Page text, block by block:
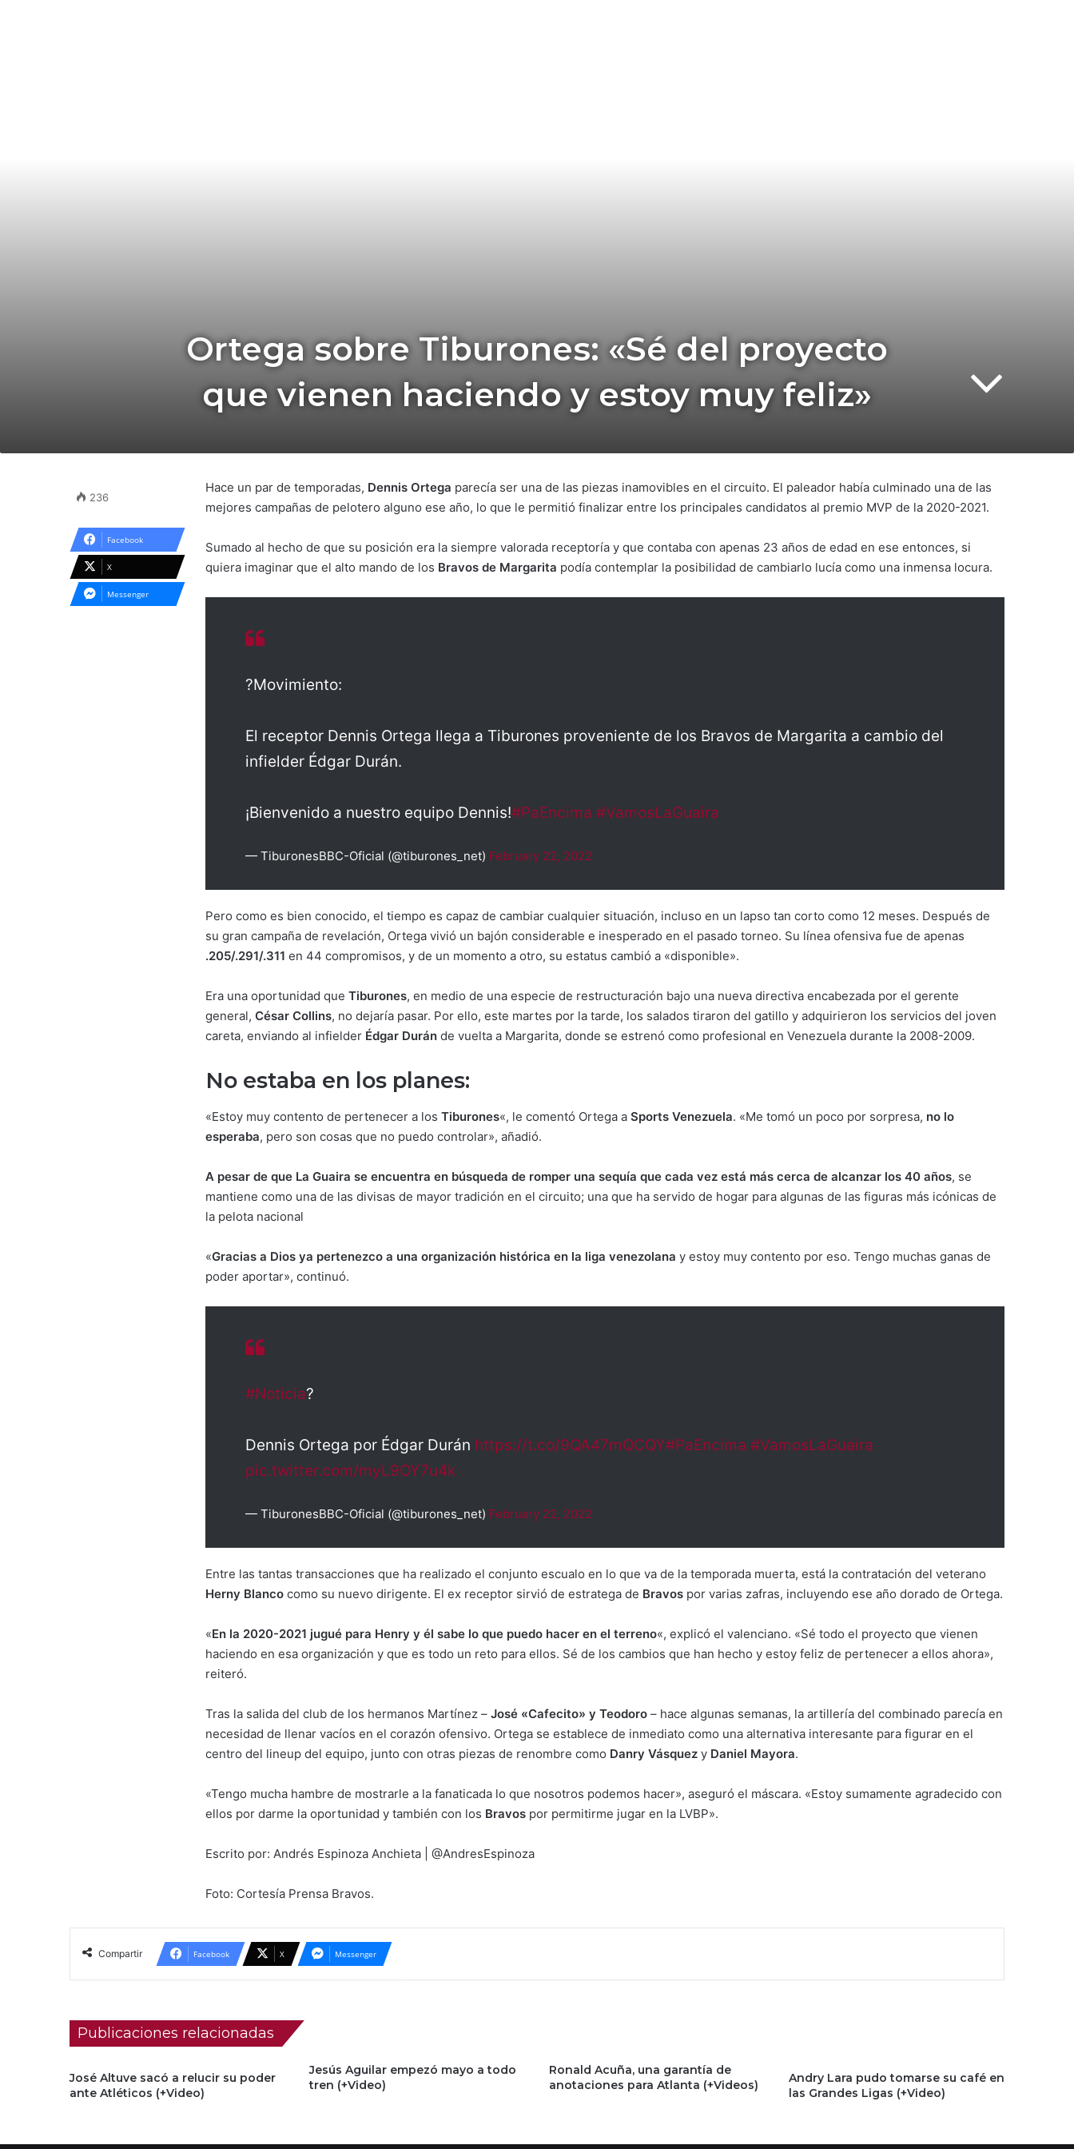
Ortega sobre Tiburones: «Sé del proyecto
que vienen haciendo y estoy muy feliz»
Hace un par de temporadas, Dennis Ortega parecía ser una de las piezas inamovibles en el circuito. El paleador había culminado una de las
mejores campañas de pelotero alguno ese año, lo que le permitió finalizar entre los principales candidatos al premio MVP de la 2020-2021.
Sumado al hecho de que su posición era la siempre valorada receptoría y que contaba con apenas 23 años de edad en ese entonces, si
quiera imaginar que el alto mando de los Bravos de Margarita podía contemplar la posibilidad de cambiarlo lucía como una inmensa locura.
?Movimiento:
El receptor Dennis Ortega llega a Tiburones proveniente de los Bravos de Margarita a cambio del
infielder Édgar Durán.
¡Bienvenido a nuestro equipo Dennis!#PaEncima #VamosLaGuaira
— TiburonesBBC-Oficial (@tiburones_net) February 22, 2022
Pero como es bien conocido, el tiempo es capaz de cambiar cualquier situación, incluso en un lapso tan corto como 12 meses. Después de
su gran campaña de revelación, Ortega vivió un bajón considerable e inesperado en el pasado torneo. Su línea ofensiva fue de apenas
.205/.291/.311 en 44 compromisos, y de un momento a otro, su estatus cambió a «disponible».
Era una oportunidad que Tiburones, en medio de una especie de restructuración bajo una nueva directiva encabezada por el gerente
general, César Collins, no dejaría pasar. Por ello, este martes por la tarde, los salados tiraron del gatillo y adquirieron los servicios del joven
careta, enviando al infielder Édgar Durán de vuelta a Margarita, donde se estrenó como profesional en Venezuela durante la 2008-2009.
No estaba en los planes:
«Estoy muy contento de pertenecer a los Tiburones«, le comentó Ortega a Sports Venezuela. «Me tomó un poco por sorpresa, no lo
esperaba, pero son cosas que no puedo controlar», añadió.
A pesar de que La Guaira se encuentra en búsqueda de romper una sequía que cada vez está más cerca de alcanzar los 40 años, se
mantiene como una de las divisas de mayor tradición en el circuito; una que ha servido de hogar para algunas de las figuras más icónicas de
la pelota nacional
«Gracias a Dios ya pertenezco a una organización histórica en la liga venezolana y estoy muy contento por eso. Tengo muchas ganas de
poder aportar», continuó.
#Noticia?
Dennis Ortega por Édgar Durán https://t.co/9QA47mQCQY#PaEncima #VamosLaGuaira
pic.twitter.com/myL9OY7u4k
— TiburonesBBC-Oficial (@tiburones_net) February 22, 2022
Entre las tantas transacciones que ha realizado el conjunto escualo en lo que va de la temporada muerta, está la contratación del veterano
Herny Blanco como su nuevo dirigente. El ex receptor sirvió de estratega de Bravos por varias zafras, incluyendo ese año dorado de Ortega.
«En la 2020-2021 jugué para Henry y él sabe lo que puedo hacer en el terreno«, explicó el valenciano. «Sé todo el proyecto que vienen
haciendo en esa organización y que es todo un reto para ellos. Sé de los cambios que han hecho y estoy feliz de pertenecer a ellos ahora»,
reiteró.
Tras la salida del club de los hermanos Martínez – José «Cafecito» y Teodoro – hace algunas semanas, la artillería del combinado parecía en
necesidad de llenar vacíos en el corazón ofensivo. Ortega se establece de inmediato como una alternativa interesante para figurar en el
centro del lineup del equipo, junto con otras piezas de renombre como Danry Vásquez y Daniel Mayora.
«Tengo mucha hambre de mostrarle a la fanaticada lo que nosotros podemos hacer», aseguró el máscara. «Estoy sumamente agradecido con
ellos por darme la oportunidad y también con los Bravos por permitirme jugar en la LVBP».
Escrito por: Andrés Espinoza Anchieta | @AndresEspinoza
Foto: Cortesía Prensa Bravos.
236
Facebook
X
Messenger
Compartir Facebook X Messenger
Publicaciones relacionadas
José Altuve sacó a relucir su poder
ante Atléticos (+Video)
Jesús Aguilar empezó mayo a todo
tren (+Video)
Ronald Acuña, una garantía de
anotaciones para Atlanta (+Videos)
Andry Lara pudo tomarse su café en
las Grandes Ligas (+Video)